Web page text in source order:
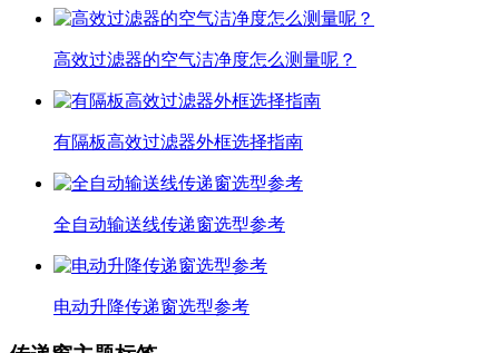
高效过滤器的空气洁净度怎么测量呢？
有隔板高效过滤器外框选择指南
全自动输送线传递窗选型参考
电动升降传递窗选型参考